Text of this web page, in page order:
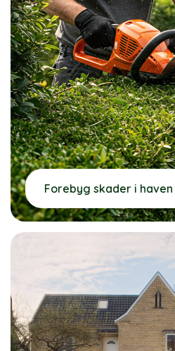
Forebyg skader i haven